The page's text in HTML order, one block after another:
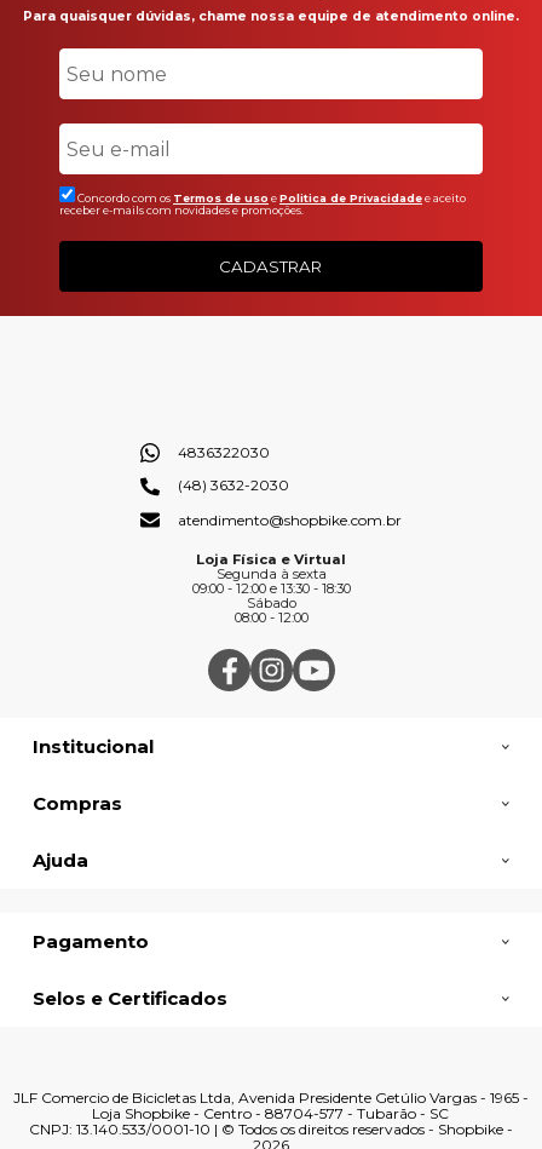
Para quaisquer dúvidas, chame nossa equipe de atendimento online.
Concordo com os Termos de uso ePolitica de Privacidadee aceito
receber e-mails com novidades e promoções.
CADASTRAR
Institucional
Compras
Ajuda
4836322030
(48) 3632-2030
atendimento@shopbike.com.br
Loja Física e Virtual
Segunda à sexta
09:00 - 12:00 e 13:30 - 18:30
Sábado
08:00 - 12:00
Pagamento
Selos e Certificados
JLF Comercio de Bicicletas Ltda, Avenida Presidente Getúlio Vargas - 1965 -
Loja Shopbike - Centro - 88704-577 - Tubarão - SC
CNPJ: 13.140.533/0001-10 | © Todos os direitos reservados - Shopbike -
2026